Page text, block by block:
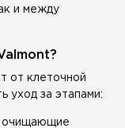
и между
от клеточной
уход за этапами:
очищающие